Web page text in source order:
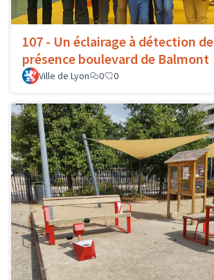
107 - Un éclairage à détection de
présence boulevard de Balmont
Ville de Lyon 0 0